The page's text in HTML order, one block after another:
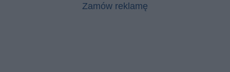
Zamów reklamę